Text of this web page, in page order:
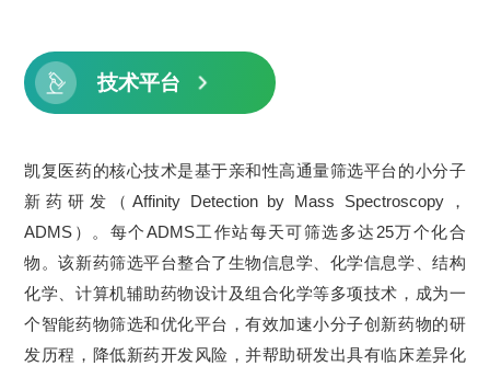
技术平台
凯复医药的核心技术是基于亲和性高通量筛选平台的小分子
新药研发（Affinity Detection by Mass Spectroscopy，
ADMS）。每个ADMS工作站每天可筛选多达25万个化合
物。该新药筛选平台整合了生物信息学、化学信息学、结构
化学、计算机辅助药物设计及组合化学等多项技术，成为一
个智能药物筛选和优化平台，有效加速小分子创新药物的研
发历程，降低新药开发风险，并帮助研发出具有临床差异化